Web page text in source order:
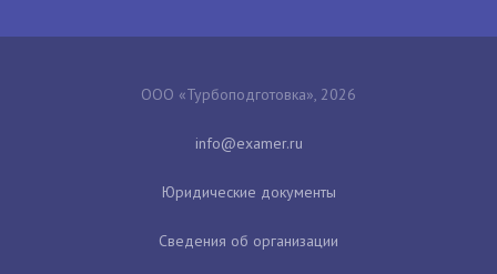
ООО «Турбоподготовка», 2026
Юридические документы
Сведения об организации